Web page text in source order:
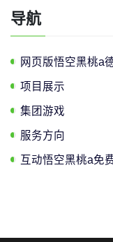
导航
网页版悟空黑桃a
项目展示
集团游戏
服务方向
互动悟空黑桃a免